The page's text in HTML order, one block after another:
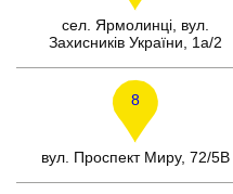
сел. Ярмолинці, вул.
Захисників України, 1а/2
8
вул. Проспект Миру, 72/5В